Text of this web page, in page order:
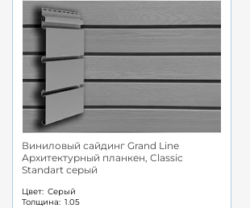
Виниловый сайдинг Grand Line
Архитектурный планкен, Classic
Standart серый
Цвет: Серый
Толщина: 1.05